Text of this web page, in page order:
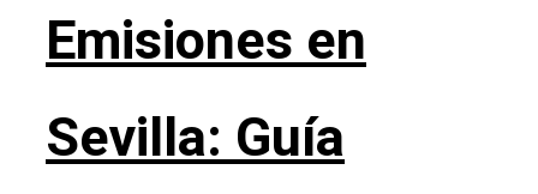
Emisiones en
Sevilla: Guía